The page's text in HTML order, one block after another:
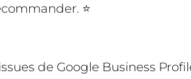
⭐
de Google Business